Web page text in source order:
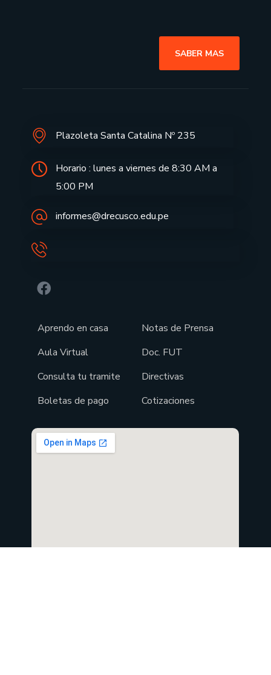
SABER MAS
Plazoleta Santa Catalina Nº 235
Horario : lunes a viernes de 8:30 AM a
5:00 PM
informes@drecusco.edu.pe
Aprendo en casa
Aula Virtual
Consulta tu tramite
Boletas de pago
Notas de Prensa
Doc. FUT
Directivas
Cotizaciones